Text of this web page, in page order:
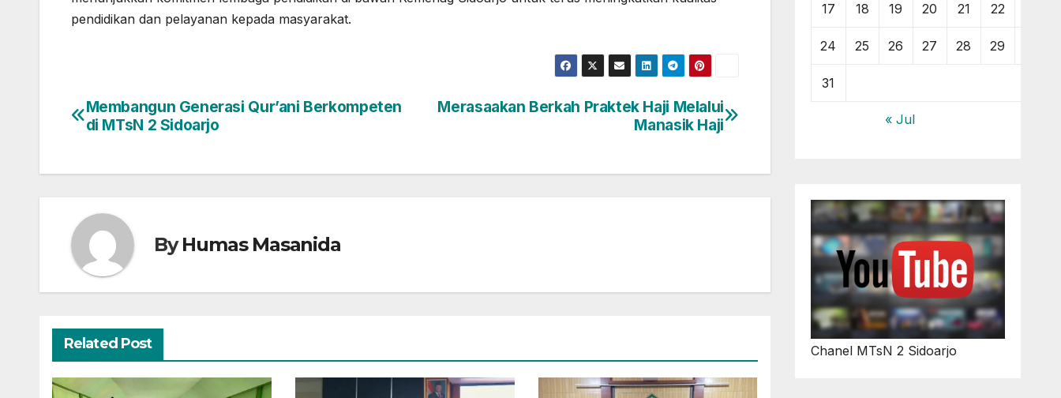
pendidikan dan pelayanan kepada masyarakat.
Navigasi
Merasaakan Berkah Praktek Haji Melalui
Manasik Haji
Membangun Generasi Qur’ani Berkompeten
di MTsN 2 Sidoarjo
ByHumas Masanida
Related Post
17 18 19 20 21 22
24 25 26 27 28 29
31
« Jul
Chanel MTsN 2 Sidoarjo